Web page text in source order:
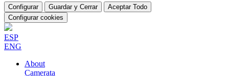
Configurar Guardar y Cerrar
Aceptar Todo
Configurar cookies
ESP
ENG
About
Camerata